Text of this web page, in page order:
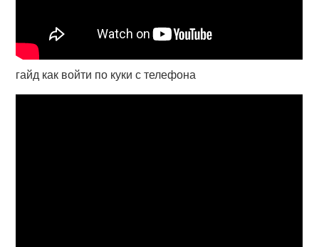
гайд как войти по куки с телефона